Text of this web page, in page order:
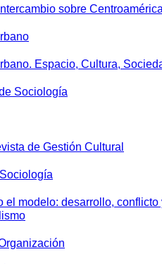
sobre
Espacio, Cultura,
Sociología
de Gestión Cultural
el modelo: desarrollo,